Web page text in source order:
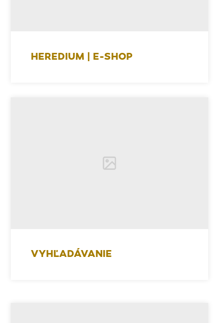
HEREDIUM | E-SHOP
VYHĽADÁVANIE